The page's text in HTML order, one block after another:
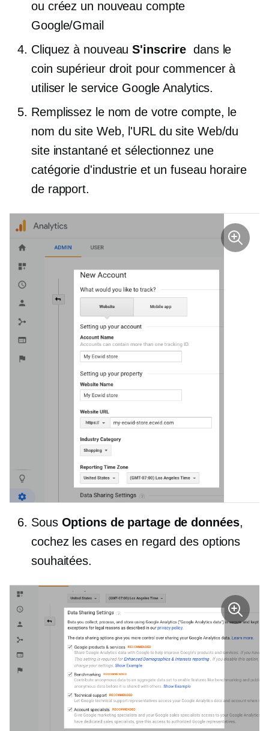
ou créez un nouveau compte
Google/Gmail
Cliquez à nouveauS'inscrire dans le
coin supérieur droit pour commencer à
utiliser le service Google Analytics.
Remplissez le nom de votre compte, le
nom du site Web, l'URL du site Web/du
site instantané et sélectionnez une
catégorie d'industrie et un fuseau horaire
de rapport.
Sous Options de partage de données,
cochez les cases en regard des options
souhaitées.